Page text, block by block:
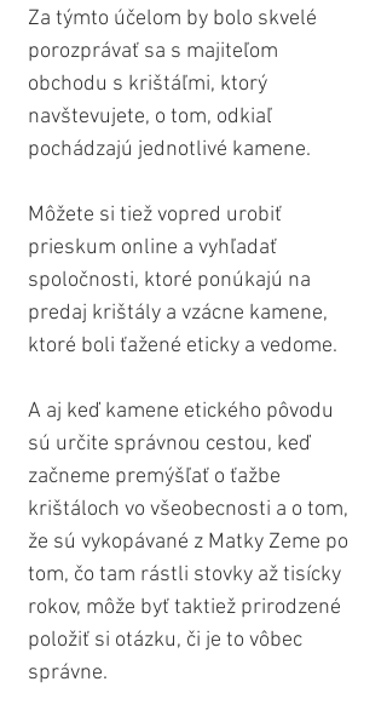
Za týmto účelom by bolo skvelé
porozprávať sa s majiteľom
obchodu s krištáľmi, ktorý
navštevujete, o tom, odkiaľ
pochádzajú jednotlivé kamene.
Môžete si tiež vopred urobiť
prieskum online a vyhľadať
spoločnosti, ktoré ponúkajú na
predaj krištály a vzácne kamene,
ktoré boli ťažené eticky a vedome.
A aj keď kamene etického pôvodu
sú určite správnou cestou, keď
začneme premýšľať o ťažbe
krištáloch vo všeobecnosti a o tom,
že sú vykopávané z Matky Zeme po
tom, čo tam rástli stovky až tisícky
rokov, môže byť taktiež prirodzené
položiť si otázku, či je to vôbec
správne.